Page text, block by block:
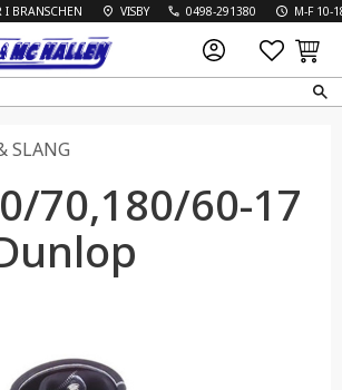
VISBY 0498-291380 M-F 10-18
SLANG
70,180/60-17